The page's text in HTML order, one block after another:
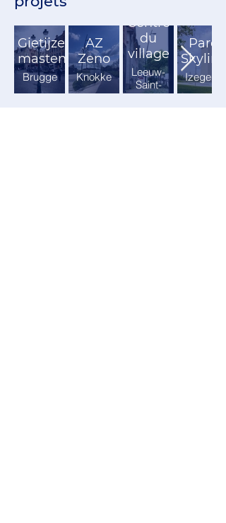
Gietijzeren
masten
Brugge
AZ
Zeno
Knokke
Centre
du
village
Leeuw-
Saint-
Pierre
Parc
Skyline
Izegem